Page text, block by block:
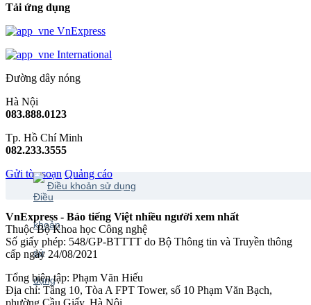
Tải ứng dụng
VnExpress
International
Đường dây nóng
Hà Nội
083.888.0123
Tp. Hồ Chí Minh
082.233.3555
Gửi tòa soạn Quảng cáo
Điều khoản sử dụng
VnExpress - Báo tiếng Việt nhiều người xem nhất
Thuộc Bộ Khoa học Công nghệ
Số giấy phép: 548/GP-BTTTT do Bộ Thông tin và Truyền thông
cấp ngày 24/08/2021
Tổng biên tập: Phạm Văn Hiếu
Địa chỉ: Tầng 10, Tòa A FPT Tower, số 10 Phạm Văn Bạch,
phường Cầu Giấy, Hà Nội